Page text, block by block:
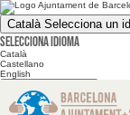
Català Selecciona un
Selecciona idioma
Català
Castellano
English
Cerca en el web
Cerca en el web